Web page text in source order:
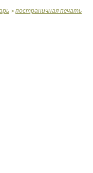
> постраничная печать